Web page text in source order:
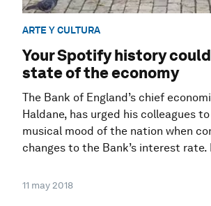
ARTE Y CULTURA
Your Spotify history
state of the economy
The Bank of England’s chief
Haldane, has urged his colleagues
musical mood of the nation when
changes to the Bank’s interest rate.
11 may 2018